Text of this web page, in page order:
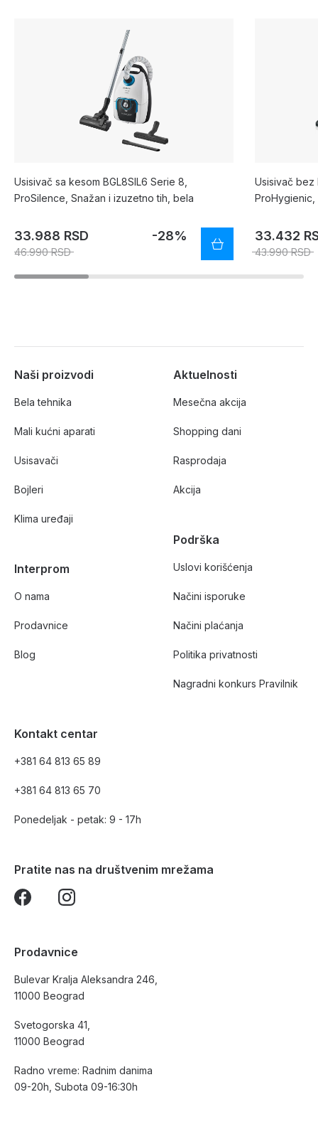
Usisivač sa kesom BGL8SIL6 Serie 8,
ProSilence, Snažan i izuzetno tih, bela
33.988 RSD
46.990 RSD
-28%
Usisivač bez
ProHygienic,
33.432
43.990 RSD
Naši proizvodi
Bela tehnika
Mali kućni aparati
Usisavači
Bojleri
Klima uređaji
Interprom
O nama
Prodavnice
Blog
Aktuelnosti
Mesečna akcija
Shopping dani
Rasprodaja
Akcija
Podrška
Uslovi korišćenja
Načini isporuke
Načini plaćanja
Politika privatnosti
Nagradni konkurs Pravilnik
Kontakt centar
+381 64 813 65 89
+381 64 813 65 70
Ponedeljak - petak: 9 - 17h
Pratite nas na društvenim mrežama
Prodavnice
Bulevar Kralja Aleksandra 246,
11000 Beograd
Svetogorska 41,
11000 Beograd
Radno vreme: Radnim danima
09-20h, Subota 09-16:30h